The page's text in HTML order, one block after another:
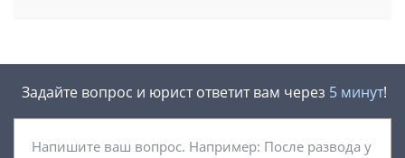
Задайте вопрос и юрист ответит вам через 5 минут!